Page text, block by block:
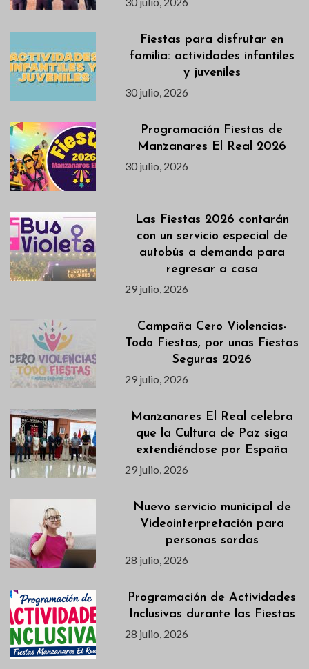
Fiestas para disfrutar en
familia: actividades infantiles
y juveniles
30 julio, 2026
Programación Fiestas de
Manzanares El Real 2026
30 julio, 2026
Las Fiestas 2026 contarán
con un servicio especial de
autobús a demanda para
regresar a casa
29 julio, 2026
Campaña Cero Violencias-
Todo Fiestas, por unas Fiestas
Seguras 2026
29 julio, 2026
Manzanares El Real celebra
que la Cultura de Paz siga
extendiéndose por España
29 julio, 2026
Nuevo servicio municipal de
Videointerpretación para
personas sordas
28 julio, 2026
Programación de Actividades
Inclusivas durante las Fiestas
28 julio, 2026